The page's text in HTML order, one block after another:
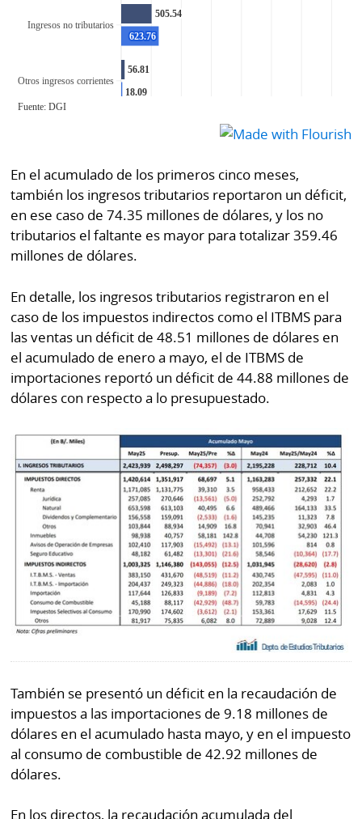
En el acumulado de los primeros cinco meses,
también los ingresos tributarios reportaron un déficit,
en ese caso de 74.35 millones de dólares, y los no
tributarios el faltante es mayor para totalizar 359.46
millones de dólares.
En detalle, los ingresos tributarios registraron en el
caso de los impuestos indirectos como el ITBMS para
las ventas un déficit de 48.51 millones de dólares en
el acumulado de enero a mayo, el de ITBMS de
importaciones reportó un déficit de 44.88 millones de
dólares con respecto a lo presupuestado.
También se presentó un déficit en la recaudación de
impuestos a las importaciones de 9.18 millones de
dólares en el acumulado hasta mayo, y en el impuesto
al consumo de combustible de 42.92 millones de
dólares.
En los directos, la recaudación acumulada del